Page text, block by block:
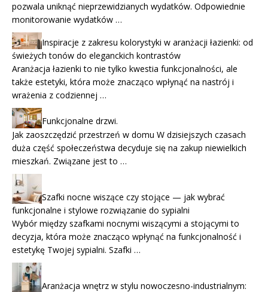
pozwala uniknąć nieprzewidzianych wydatków. Odpowiednie
monitorowanie wydatków …
Inspiracje z zakresu kolorystyki w aranżacji łazienki: od
świeżych tonów do eleganckich kontrastów
Aranżacja łazienki to nie tylko kwestia funkcjonalności, ale
także estetyki, która może znacząco wpłynąć na nastrój i
wrażenia z codziennej …
Funkcjonalne drzwi.
Jak zaoszczędzić przestrzeń w domu W dzisiejszych czasach
duża część społeczeństwa decyduje się na zakup niewielkich
mieszkań. Związane jest to …
Szafki nocne wiszące czy stojące — jak wybrać
funkcjonalne i stylowe rozwiązanie do sypialni
Wybór między szafkami nocnymi wiszącymi a stojącymi to
decyzja, która może znacząco wpłynąć na funkcjonalność i
estetykę Twojej sypialni. Szafki …
Aranżacja wnętrz w stylu nowoczesno-industrialnym: